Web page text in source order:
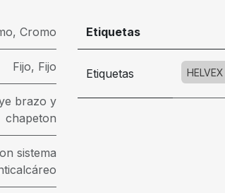
, Cromo
Fijo, Fijo
brazo y
chapeton
sistema
Etiquetas
Etiquetas HELVEX